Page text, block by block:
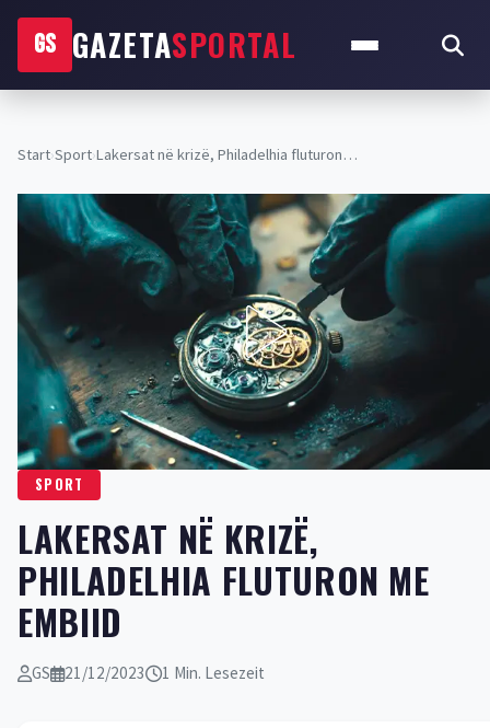
GS GAZETASPORTAL
Start›Sport›Lakersat në krizë, Philadelhia fluturon…
SPORT
LAKERSAT NË KRIZË,
PHILADELHIA FLUTURON ME
EMBIID
GS 21/12/2023 1 Min. Lesezeit